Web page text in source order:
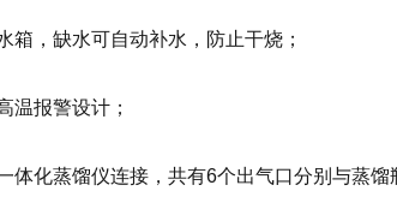
箱，缺水可自动补水，防止干烧；
温报警设计；
体化蒸馏仪连接，共有6个出气口分别与蒸